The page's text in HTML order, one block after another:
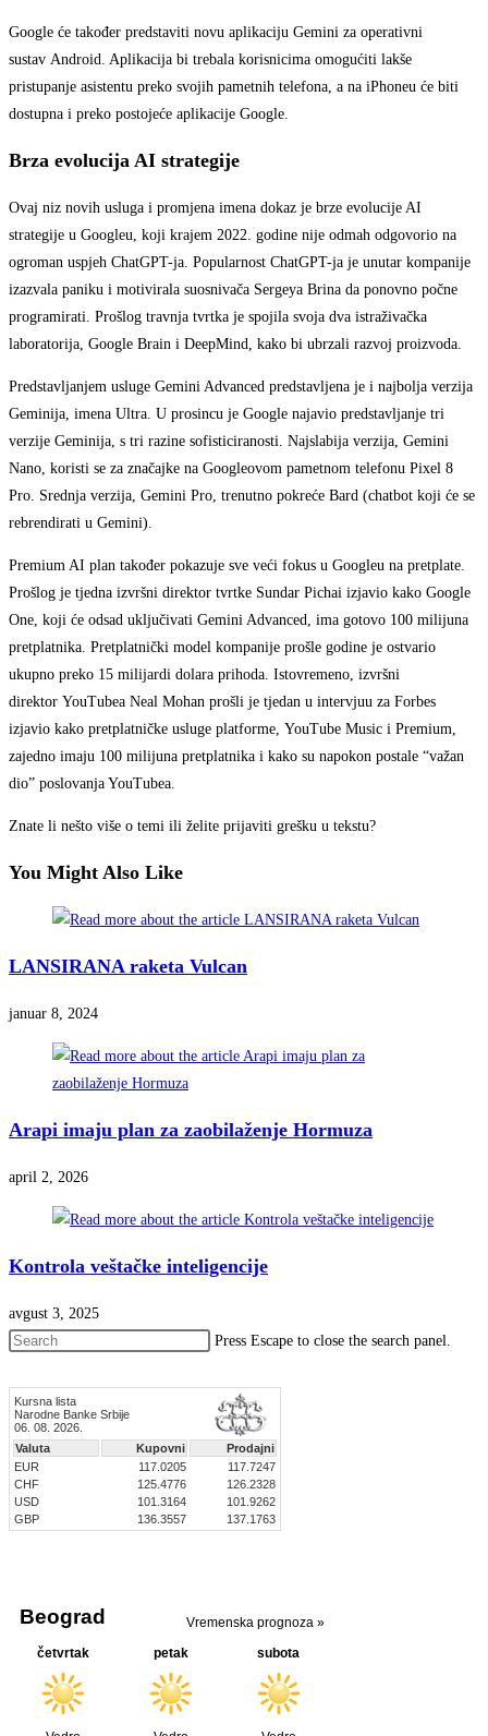
Google će također predstaviti novu aplikaciju Gemini za operativni
sustav Android. Aplikacija bi trebala korisnicima omogućiti lakše
pristupanje asistentu preko svojih pametnih telefona, a na iPhoneu će biti
dostupna i preko postojeće aplikacije Google.
Brza evolucija AI strategije
Ovaj niz novih usluga i promjena imena dokaz je brze evolucije AI
strategije u Googleu, koji krajem 2022. godine nije odmah odgovorio na
ogroman uspjeh ChatGPT-ja. Popularnost ChatGPT-ja je unutar kompanije
izazvala paniku i motivirala suosnivača Sergeya Brina da ponovno počne
programirati. Prošlog travnja tvrtka je spojila svoja dva istraživačka
laboratorija, Google Brain i DeepMind, kako bi ubrzali razvoj proizvoda.
Predstavljanjem usluge Gemini Advanced predstavljena je i najbolja verzija
Geminija, imena Ultra. U prosincu je Google najavio predstavljanje tri
verzije Geminija, s tri razine sofisticiranosti. Najslabija verzija, Gemini
Nano, koristi se za značajke na Googleovom pametnom telefonu Pixel 8
Pro. Srednja verzija, Gemini Pro, trenutno pokreće Bard (chatbot koji će se
rebrendirati u Gemini).
Premium AI plan također pokazuje sve veći fokus u Googleu na pretplate.
Prošlog je tjedna izvršni direktor tvrtke Sundar Pichai izjavio kako Google
One, koji će odsad uključivati Gemini Advanced, ima gotovo 100 milijuna
pretplatnika. Pretplatnički model kompanije prošle godine je ostvario
ukupno preko 15 milijardi dolara prihoda. Istovremeno, izvršni
direktor YouTubea Neal Mohan prošli je tjedan u intervjuu za Forbes
izjavio kako pretplatničke usluge platforme, YouTube Music i Premium,
zajedno imaju 100 milijuna pretplatnika i kako su napokon postale “važan
dio” poslovanja YouTubea.
Znate li nešto više o temi ili želite prijaviti grešku u tekstu?
You Might Also Like
LANSIRANA raketa Vulcan
januar 8, 2024
Arapi imaju plan za zaobilaženje Hormuza
april 2, 2026
Kontrola veštačke inteligencije
avgust 3, 2025
Press Escape to close the search panel.